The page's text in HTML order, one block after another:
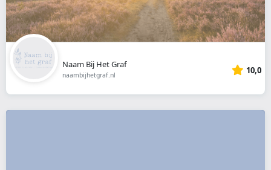
Naam Bij Het Graf
naambijhetgraf.nl 10,0